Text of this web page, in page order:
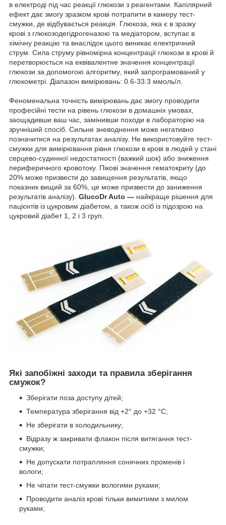
в електроді під час реакції глюкози з реагентами. Капілярний
ефект дає змогу зразком крові потрапити в камеру тест-
смужки, де відбувається реакція. Глюкоза, яка є в зразку
крові з глюкозодегідрогеназою та медіатором, вступає в
хімічну реакцію та внаслідок цього виникає електричний
струм. Сила струму рівномірна концентрації глюкози в крові й
перетворюється на еквівалентне значення концентрації
глюкози за допомогою алгоритму, який запрограмований у
глюкометрі. Діапазон вимірювань: 0.6-33.3 ммоль/л.
Феноменальна точність вимірювань дає змогу проводити
професійні тести на рівень глюкози в домашніх умовах,
заощадивши ваш час, замінивши походи в лабораторію на
зручніший спосіб. Сильне зневоднення може негативно
позначитися на результатах аналізу. Не використовуйте тест-
смужки для вимірювання рівня глюкози в крові в людей у стані
серцево-судинної недостатності (важкий шок) або зниження
периферичного кровотоку. Пікові значення гематокриту (до
20% може призвести до завищення результатів, якщо
показник вищий за 60%, це може призвести до заниження
результатів аналізу). GlucoDr Auto — найкраще рішення для
пацієнтів із цукровим діабетом, а також осіб із підозрою на
цукровий діабет 1, 2 і 3 груп.
Які запобіжні заходи та правила зберігання
смужок?
Зберігати поза доступу дітей;
Температура зберігання від +2° до +32 °C;
Не зберігати в холодильнику;
Відразу ж закривати флакон після витягання тест-
смужки;
Не допускати потрапляння сонячних променів і
вологи;
Не чіпати тест-смужки вологими руками;
Проводити аналіз крові тільки вимитими з милом
руками;